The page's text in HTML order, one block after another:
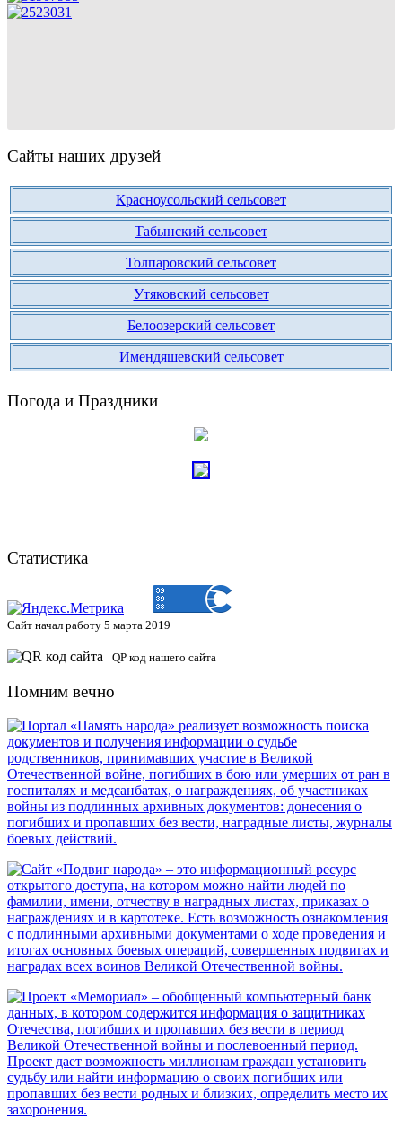
Сайты наших друзей
Красноусольский сельсовет
Табынский сельсовет
Толпаровский сельсовет
Утяковский сельсовет
Белоозерский сельсовет
Имендяшевский сельсовет
Погода и Праздники
Статистика
Сайт начал работу 5 марта 2019
QP код нашего сайта
Помним вечно